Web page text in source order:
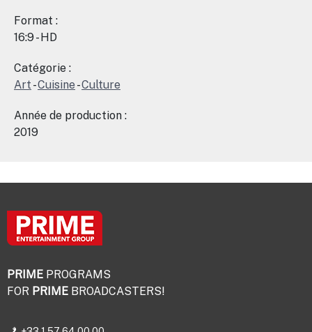
Format :
16:9 - HD
Catégorie :
Art -Cuisine -Culture
Année de production :
2019
PRIME PROGRAMS
FOR PRIME BROADCASTERS!